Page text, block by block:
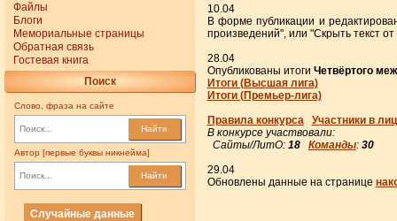
Файлы
Блоги
Мемориальные страницы
Обратная связь
Гостевая книга
Поиск
Слово, фраза на сайте
Найти
Автор [первые буквы никнейма]
Найти
Случайные данные
10.04
В форме публикации и
произведений", или "Скрыть текст
28.04
Опубликованы итоги Четвёртого
Итоги (Высшая лига)
Итоги (Премьер-лига)
Правила конкурса
Участники в
В конкурсе участвовали:
Сайты/ЛитО: 18 Команды: 30
29.04
Обновлены данные на странице